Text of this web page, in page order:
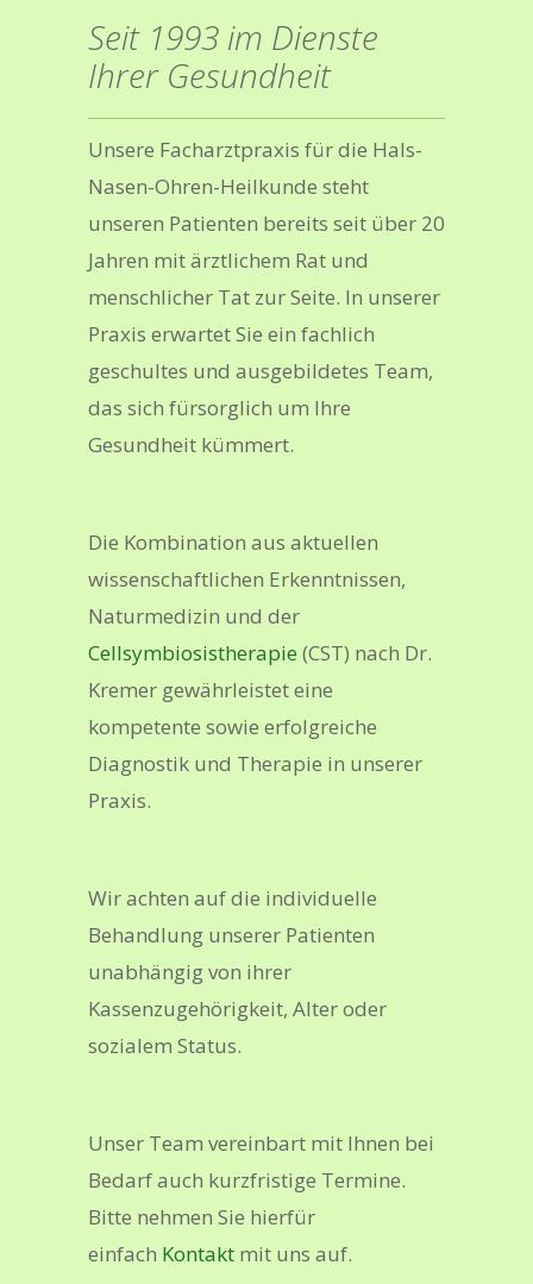
Seit 1993 im Dienste
Ihrer Gesundheit
Unsere Facharztpraxis für die Hals-
Nasen-Ohren-Heilkunde steht
unseren Patienten bereits seit über 20
Jahren mit ärztlichem Rat und
menschlicher Tat zur Seite. In unserer
Praxis erwartet Sie ein fachlich
geschultes und ausgebildetes Team,
das sich fürsorglich um Ihre
Gesundheit kümmert.
Die Kombination aus aktuellen
wissenschaftlichen Erkenntnissen,
Naturmedizin und der
Cellsymbiosistherapie (CST) nach Dr.
Kremer gewährleistet eine
kompetente sowie erfolgreiche
Diagnostik und Therapie in unserer
Praxis.
Wir achten auf die individuelle
Behandlung unserer Patienten
unabhängig von ihrer
Kassenzugehörigkeit, Alter oder
sozialem Status.
Unser Team vereinbart mit Ihnen bei
Bedarf auch kurzfristige Termine.
Bitte nehmen Sie hierfür
einfach Kontakt mit uns auf.